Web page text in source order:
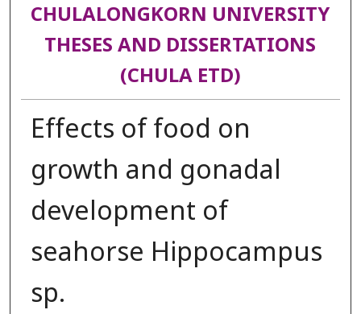
CHULALONGKORN UNIVERSITY
THESES AND DISSERTATIONS
(CHULA ETD)
Effects of food on
growth and gonadal
development of
seahorse Hippocampus
sp.